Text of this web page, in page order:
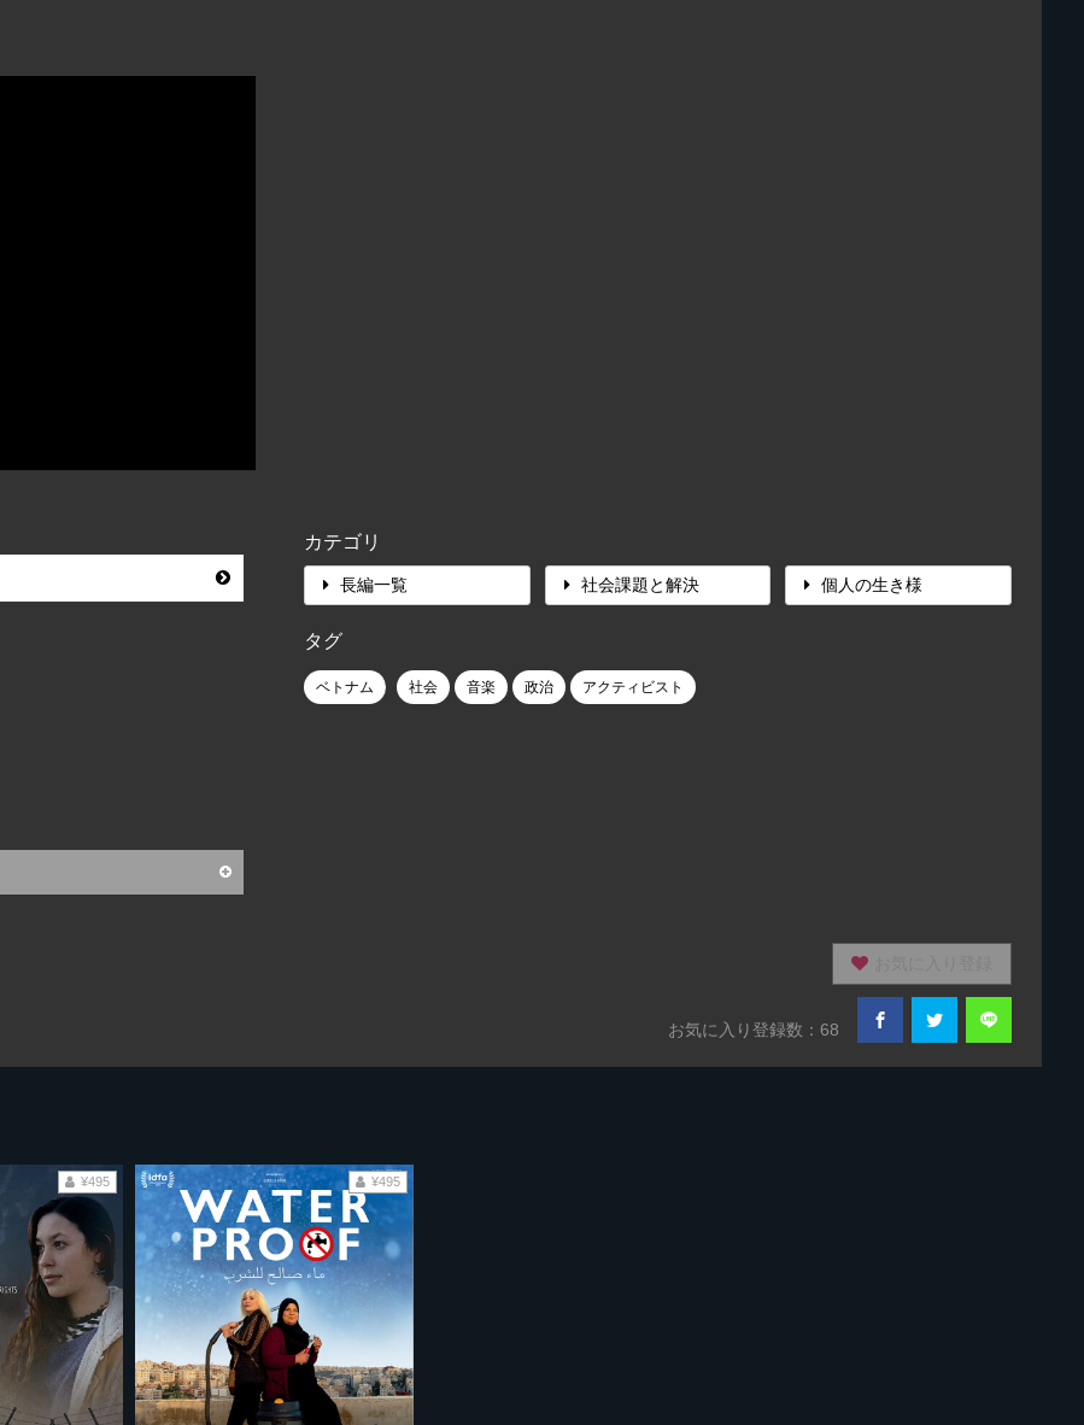
カテゴリ
長編一覧 社会課題と解決 個人の生き様
タグ
ベトナム 社会 音楽 政治 アクティビスト
お気に入り登録数：68
¥495 ¥495